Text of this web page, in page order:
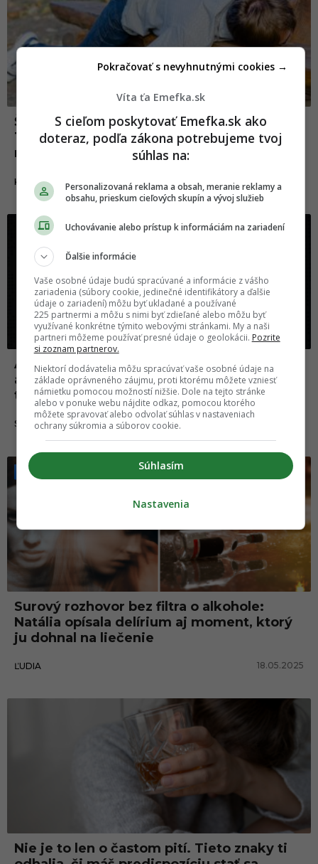
Štamprlík na raňajky, obed i na večeru:
Toto sú tie najopitejšie krajiny sveta, do
rebríčka sa prepili aj Slováci
KURIOZITY 04.07.2025
Andrej Bičan sa priznal k boju s
alkoholizmom. Padol kvôli nemu na dno,
takto sa oslobodil
SLOVENSKO
Surový rozhovor bez filtra o alkohole:
Natália opísala delírium aj moment, ktorý
ju dohnal na liečenie
ĽUDIA 18.05.2025
Nie je to len o častom pití. Tieto znaky ti
Víta ťa Emefka.sk
S cieľom poskytovať Emefka.sk ako
doteraz, podľa zákona potrebujeme tvoj
súhlas na:
Personalizovaná reklama a obsah, meranie reklamy a
obsahu, prieskum cieľových skupín a vývoj služieb
Uchovávanie alebo prístup k informáciám na zariadení
Ďalšie informácie
Vaše osobné údaje budú spracúvané a informácie z vášho
zariadenia (súbory cookie, jedinečné identifikátory a ďalšie
údaje o zariadení) môžu byť ukladané a používané
225 partnermi a môžu s nimi byť zdieľané alebo môžu byť
využívané konkrétne týmito webovými stránkami. My a naši
partneri môžeme používať presné údaje o geolokácii. Pozrite
si zoznam partnerov.
Niektorí dodávatelia môžu spracúvať vaše osobné údaje na
základe oprávneného záujmu, proti ktorému môžete vzniesť
námietku pomocou možností nižšie. Dole na tejto stránke
alebo v ponuke webu nájdite odkaz, pomocou ktorého
môžete spravovať alebo odvolať súhlas v nastaveniach
ochrany súkromia a súborov cookie.
Súhlasím
Pokračovať s nevyhnutnými cookies →
Nastavenia